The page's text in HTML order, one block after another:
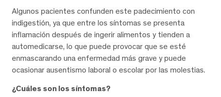
Algunos pacientes confunden este padecimiento con
indigestión, ya que entre los síntomas se presenta
inflamación después de ingerir alimentos y tienden a
automedicarse, lo que puede provocar que se esté
enmascarando una enfermedad más grave y puede
ocasionar ausentismo laboral o escolar por las molestias.
¿Cuáles son los síntomas?